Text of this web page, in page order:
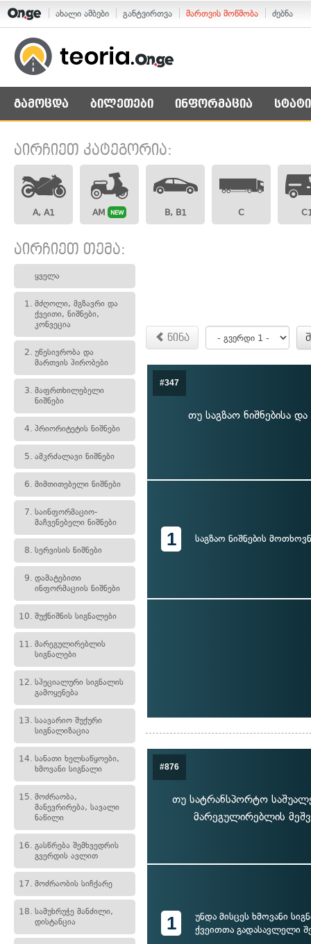
ახალი ამბები განტვირთვა მართვის მოწმობა ძებნა
გამოცდა ბილეთები ინფორმაცია
აირჩიეთ კატეგორია:
A, A1 AM NEW B, B1 C
აირჩიეთ თემა:
ყველა
1. მძღოლი, მგზავრი და
ქვეითი, ნიშნები,
კონვეცია
2. უწესივრობა და
მართვის პირობები
3. მაფრთხილებელი
ნიშნები
4. პრიორიტეტის ნიშნები
5. ამკრძალავი ნიშნები
6. მიმთითებელი ნიშნები
7. საინფორმაციო-
მაჩვენებელი ნიშნები
8. სერვისის ნიშნები
9. დამატებითი
ინფორმაციის ნიშნები
10. შუქნიშნის სიგნალები
11. მარეგულირებლის
სიგნალები
12. სპეციალური სიგნალის
გამოყენება
13. საავარიო შუქური
სიგნალიზაცია
14. სანათი ხელსაწყოები,
ხმოვანი სიგნალი
15. მოძრაობა,
მანევრირება, სავალი
ნაწილი
16. გასწრება შემხვედრის
გვერდის ავლით
17. მოძრაობის სიჩქარე
18. სამუხრუჭე მანძილი,
დისტანცია
წინა
#347
თუ საგზაო ნიშნებისა
1 საგზაო ნიშნების
#876
თუ სატრანსპორტო
მარეგულირებლის
1
უნდა მისცეს ხმოვანი
ქვეითთა გადასავლელი